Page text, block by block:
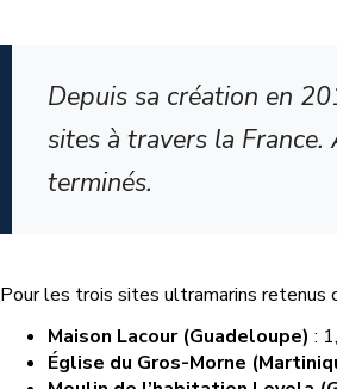
Depuis sa création en
sites à travers la
terminés.
Pour les trois sites ultramarins retenus
Maison Lacour (Guadeloupe) :
Église du Gros-Morne